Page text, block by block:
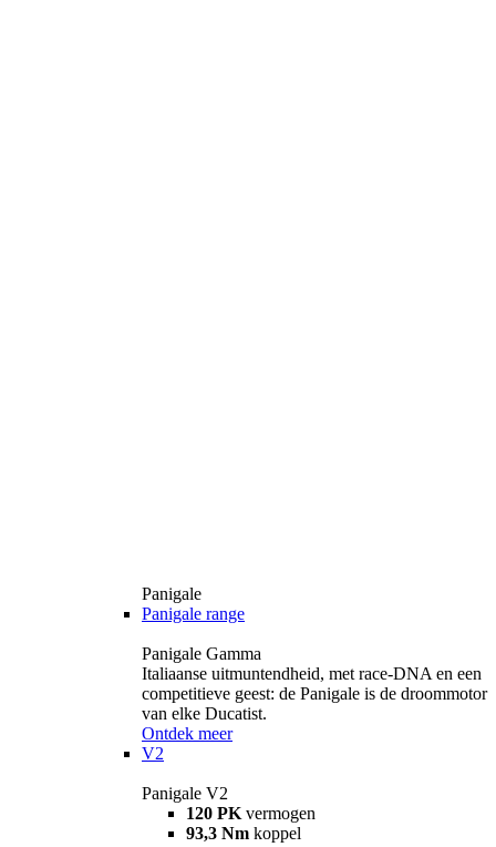
Panigale
Panigale range
Panigale Gamma
Italiaanse uitmuntendheid, met race-DNA en een
competitieve geest: de Panigale is de droommotor
van elke Ducatist.
Ontdek meer
V2
Panigale V2
120 PK vermogen
93,3 Nm koppel